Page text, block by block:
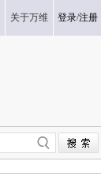
关于万维 登录/注册